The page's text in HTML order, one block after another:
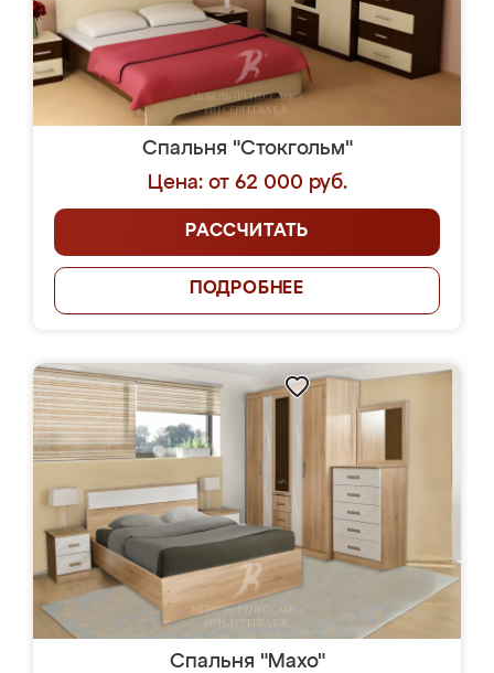
Спальня "Стокгольм"
Цена: от 62 000 руб.
РАССЧИТАТЬ
ПОДРОБНЕЕ
Спальня "Махо"